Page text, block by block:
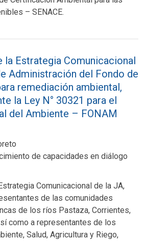
– SENACE.
la Estrategia Comunicacional
Administración del Fondo de
remediación ambiental,
la Ley N° 30321 para el
del Ambiente – FONAM
de capacidades en diálogo
Comunicacional de la JA,
de las comunidades
de los ríos Pastaza, Corrientes,
como a representantes de los
Salud, Agricultura y Riego,